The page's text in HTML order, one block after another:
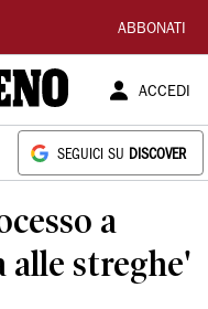
ABBONATI
ACCEDI
SEGUICI SU DISCOVER
a
alle streghe'